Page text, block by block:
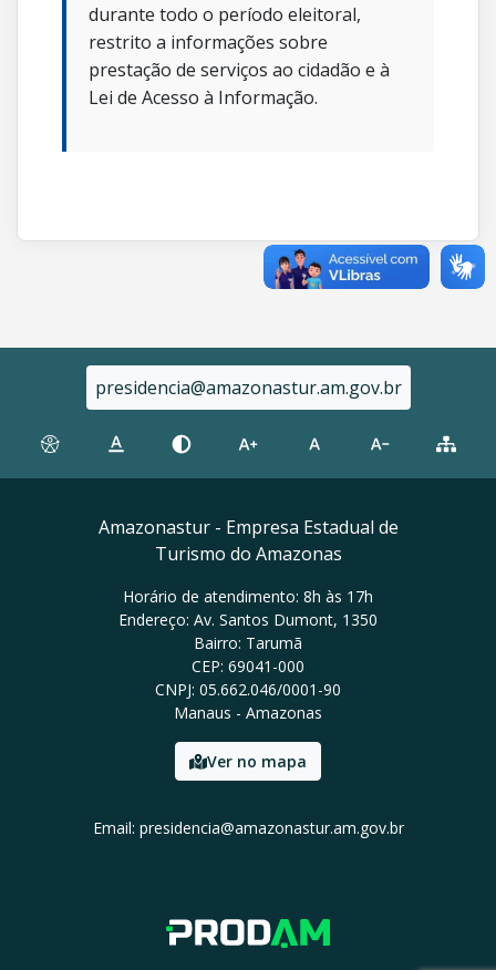
durante todo o período eleitoral,
restrito a informações sobre
prestação de serviços ao cidadão e à
Lei de Acesso à Informação.
presidencia@amazonastur.am.gov.br
Amazonastur - Empresa Estadual de
Turismo do Amazonas
Horário de atendimento: 8h às 17h
Endereço: Av. Santos Dumont, 1350
Bairro: Tarumã
CEP: 69041-000
CNPJ: 05.662.046/0001-90
Manaus - Amazonas
Ver no mapa
Email: presidencia@amazonastur.am.gov.br